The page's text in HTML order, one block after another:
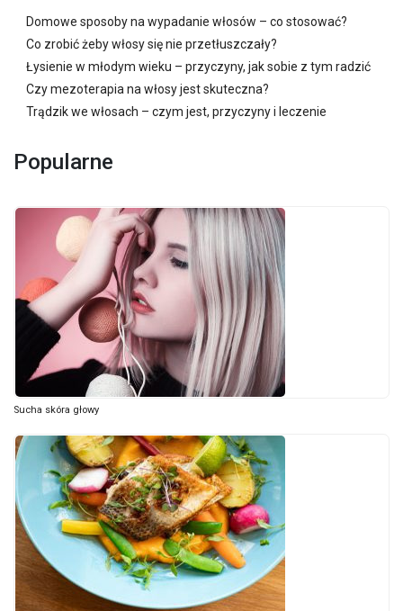
Domowe sposoby na wypadanie włosów – co stosować?
Co zrobić żeby włosy się nie przetłuszczały?
Łysienie w młodym wieku – przyczyny, jak sobie z tym radzić
Czy mezoterapia na włosy jest skuteczna?
Trądzik we włosach – czym jest, przyczyny i leczenie
Popularne
Sucha skóra głowy